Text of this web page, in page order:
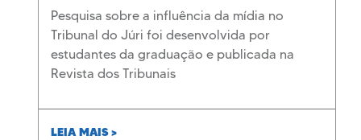
Pesquisa sobre a influência da mídia no
Tribunal do Júri foi desenvolvida por
estudantes da graduação e publicada na
Revista dos Tribunais
LEIA MAIS >